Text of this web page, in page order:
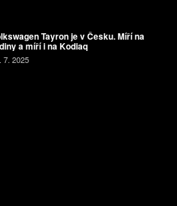
Tayron je v Česku. Míří na
a míří i na Kodiaq
7. 2025